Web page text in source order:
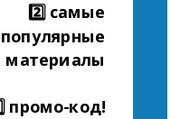
2️⃣ самые
популярные
материалы
промо-код!